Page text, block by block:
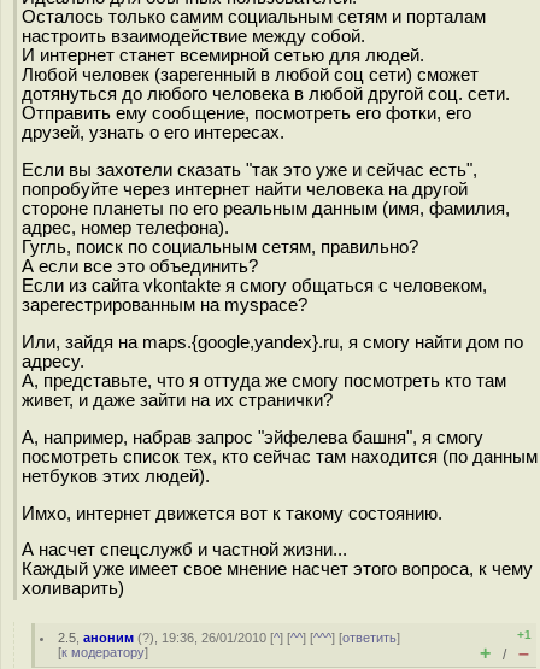
Осталось только самим социальным сетям и порталам
настроить взаимодействие между собой.
И интернет станет всемирной сетью для людей.
Любой человек (зарегенный в любой соц сети) сможет
дотянуться до любого человека в любой другой соц. сети.
Отправить ему сообщение, посмотреть его фотки, его
друзей, узнать о его интересах.
Если вы захотели сказать "так это уже и сейчас есть",
попробуйте через интернет найти человека на другой
стороне планеты по его реальным данным (имя, фамилия,
адрес, номер телефона).
Гугль, поиск по социальным сетям, правильно?
А если все это объединить?
Если из сайта vkontakte я смогу общаться с человеком,
зарегестрированным на myspace?
Или, зайдя на maps.{google,yandex}.ru, я смогу найти дом по
адресу.
А, представьте, что я оттуда же смогу посмотреть кто там
живет, и даже зайти на их странички?
А, например, набрав запрос "эйфелева башня", я смогу
посмотреть список тех, кто сейчас там находится (по данным
нетбуков этих людей).
Имхо, интернет движется вот к такому состоянию.
А насчет спецслужб и частной жизни...
Каждый уже имеет свое мнение насчет этого вопроса, к чему
холиварить)
2.5 ,аноним (?), 19:36, 26/01/2010 [^] [^^] [^^^] [ответить]
[к модератору]
+1
+ / –